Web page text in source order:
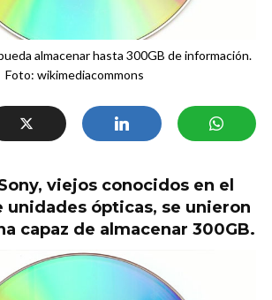
almacenar hasta 300GB de información.
Foto: wikimediacommons
viejos conocidos en el
unidades ópticas, se unieron
capaz de almacenar 300GB.